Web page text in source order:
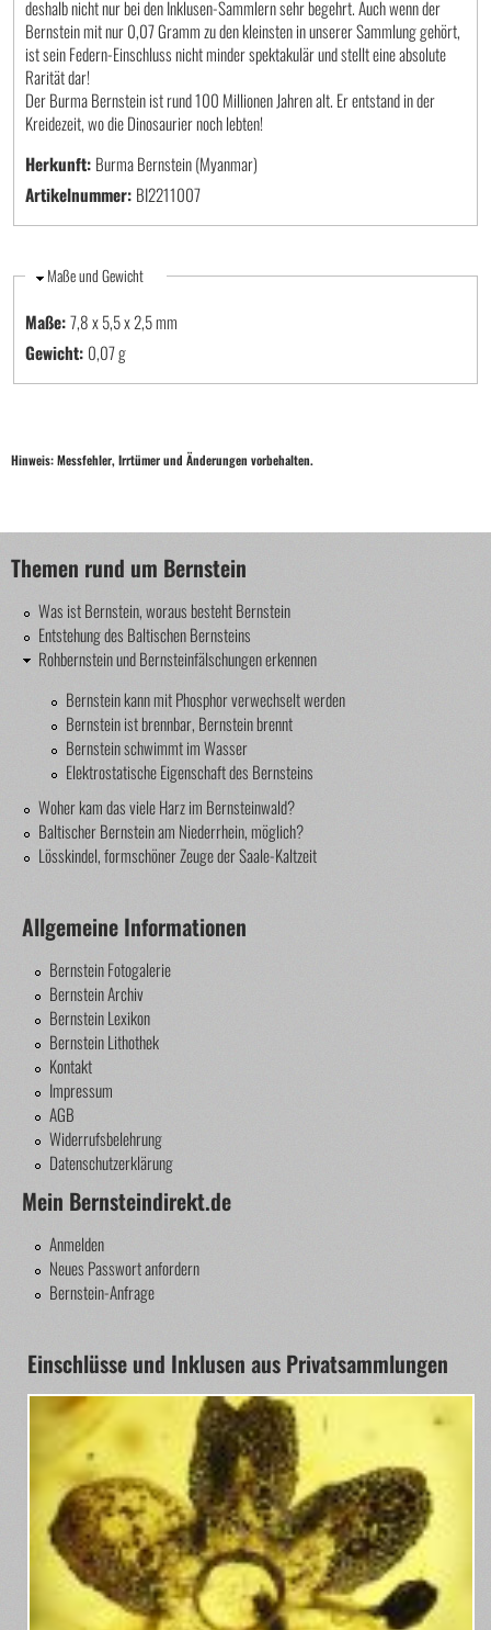
deshalb nicht nur bei den Inklusen-Sammlern sehr begehrt. Auch wenn der
Bernstein mit nur 0,07 Gramm zu den kleinsten in unserer Sammlung gehört,
ist sein Federn-Einschluss nicht minder spektakulär und stellt eine absolute
Rarität dar!
Der Burma Bernstein ist rund 100 Millionen Jahren alt. Er entstand in der
Kreidezeit, wo die Dinosaurier noch lebten!
Herkunft: Burma Bernstein (Myanmar)
Artikelnummer: BI2211007
Ausblenden
Maße und Gewicht
Maße:7,8 x 5,5 x 2,5
Gewicht: 0,07 g
Hinweis: Messfehler, Irrtümer und Änderungen vorbehalten.
Themen rund um Bernstein
Was ist Bernstein, woraus besteht Bernstein
Entstehung des Baltischen Bernsteins
Rohbernstein und Bernsteinfälschungen erkennen
Bernstein kann mit Phosphor verwechselt werden
Bernstein ist brennbar, Bernstein brennt
Bernstein schwimmt im Wasser
Elektrostatische Eigenschaft des Bernsteins
Woher kam das viele Harz im Bernsteinwald?
Baltischer Bernstein am Niederrhein, möglich?
Lösskindel, formschöner Zeuge der Saale-Kaltzeit
Allgemeine Informationen
Bernstein Fotogalerie
Bernstein Archiv
Bernstein Lexikon
Bernstein Lithothek
Kontakt
Impressum
AGB
Widerrufsbelehrung
Datenschutzerklärung
Mein Bernsteindirekt.de
Anmelden
Neues Passwort anfordern
Bernstein-Anfrage
Einschlüsse und Inklusen aus Privatsammlungen